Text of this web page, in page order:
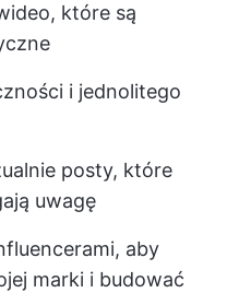
które są
i jednolitego
posty, które
uwagę
aby
marki i budować